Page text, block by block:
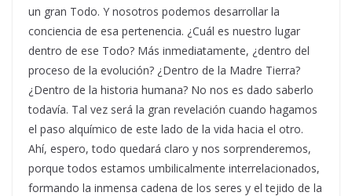
un gran Todo. Y nosotros podemos desarrollar la
conciencia de esa pertenencia. ¿Cuál es nuestro lugar
dentro de ese Todo? Más inmediatamente, ¿dentro del
proceso de la evolución? ¿Dentro de la Madre Tierra?
¿Dentro de la historia humana? No nos es dado saberlo
todavía. Tal vez será la gran revelación cuando hagamos
el paso alquímico de este lado de la vida hacia el otro.
Ahí, espero, todo quedará claro y nos sorprenderemos,
porque todos estamos umbilicalmente interrelacionados,
formando la inmensa cadena de los seres y el tejido de la